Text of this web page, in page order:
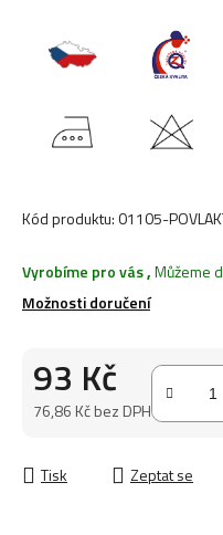
Kód produktu:01105-
Vyrobíme pro vás,Můžeme
Možnosti doručení
93 Kč
76,86 Kč bez DPH
Tisk Zeptat se